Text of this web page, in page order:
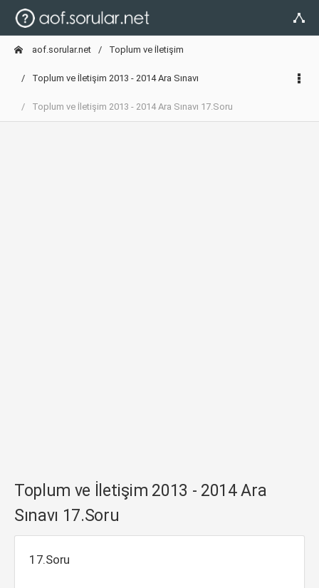
aof.sorular.net Toplum ve İletişim
Toplum ve İletişim 2013 - 2014 Ara Sınavı
Toplum ve İletişim 2013 - 2014 Ara Sınavı 17.Soru
Toplum ve İletişim 2013 - 2014 Ara
Sınavı 17.Soru
17.Soru